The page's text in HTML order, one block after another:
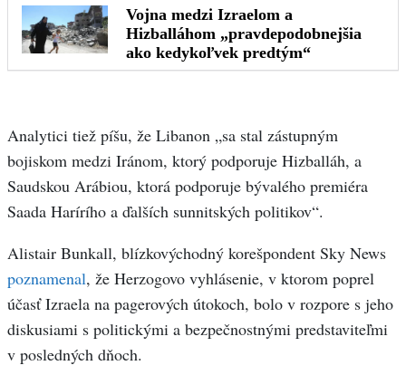
Analytici tiež píšu, že Libanon „sa stal zástupným
bojiskom medzi Iránom, ktorý podporuje Hizballáh, a
Saudskou Arábiou, ktorá podporuje bývalého premiéra
Saada Harírího a ďalších sunnitských politikov“.
Alistair Bunkall, blízkovýchodný korešpondent Sky News
poznamenal, že Herzogovo vyhlásenie, v ktorom poprel
účasť Izraela na pagerových útokoch, bolo v rozpore s jeho
diskusiami s politickými a bezpečnostnými predstaviteľmi
v posledných dňoch.